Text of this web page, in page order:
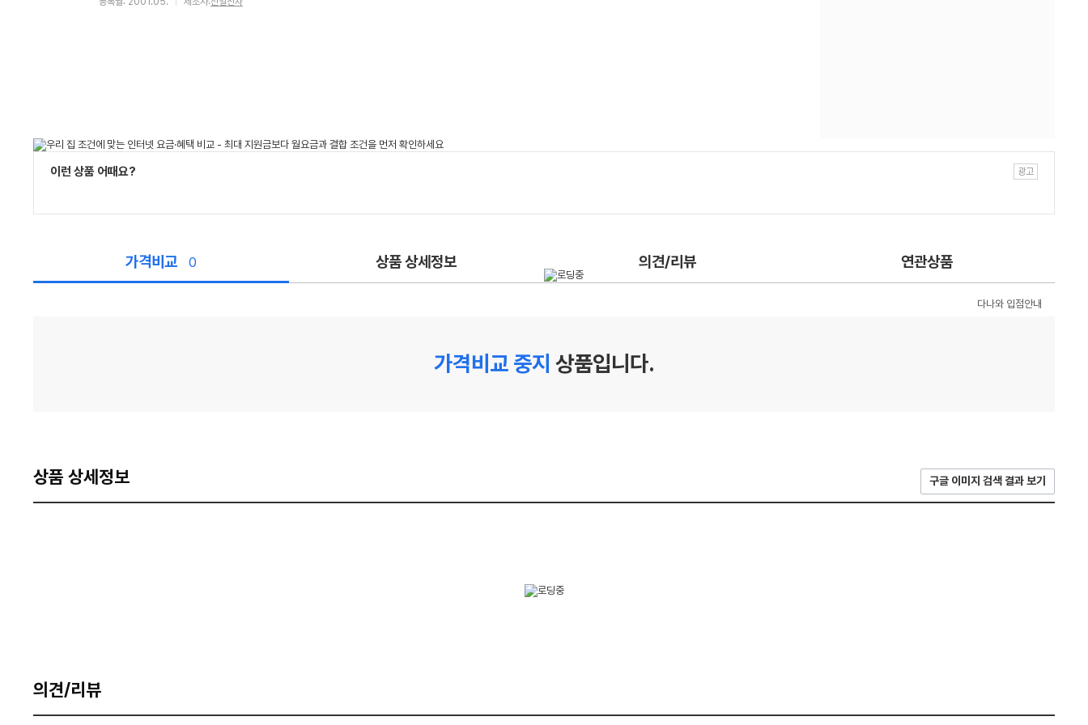
이런 상품 어때요?
가격비교 0 상품 상세정보 의견/리뷰 연관상품
다나와 입점안내
가격비교 중지 상품입니다.
상품 상세정보 구글 이미지 검색 결과 보기
의견/리뷰